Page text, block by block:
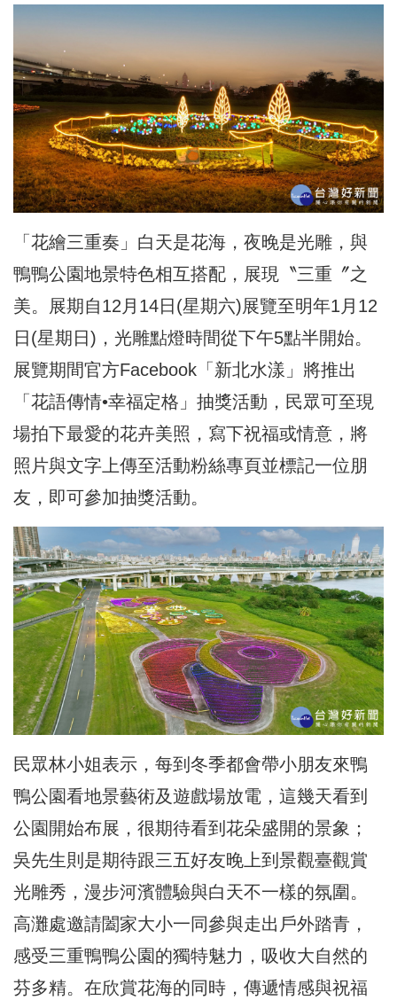
「花繪三重奏」白天是花海，夜晚是光雕， 與
鴨鴨公園地景特色相互搭配，展現〝三重〞之
美。展期自12月14日(星期六)展覽至明年1月12
日(星期日)， 光雕點燈時間從下午5點半開始。
展覽期間官方Facebook「 新北水漾」將推出
「花語傳情•幸福定格」抽獎活動，民眾可至現
場拍下最愛的花卉美照，寫下祝福或情意， 將
照片與文字上傳至活動粉絲專頁並標記一位朋
友， 即可參加抽獎活動。
民眾林小姐表示，每到冬季都會帶小朋友來鴨
鴨公園看地景藝術及遊戲場放電，這幾天看到
公園開始布展，很期待看到花朵盛開的景象；
吳先生則是期待跟三五好友晚上到景觀臺觀賞
光雕秀， 漫步河濱體驗與白天不一樣的氛圍。
高灘處邀請闔家大小一同參與走出戶外踏青，
感受三重鴨鴨公園的獨特魅力，吸收大自然的
芬多精。 在欣賞花海的同時，傳遞情感與祝福